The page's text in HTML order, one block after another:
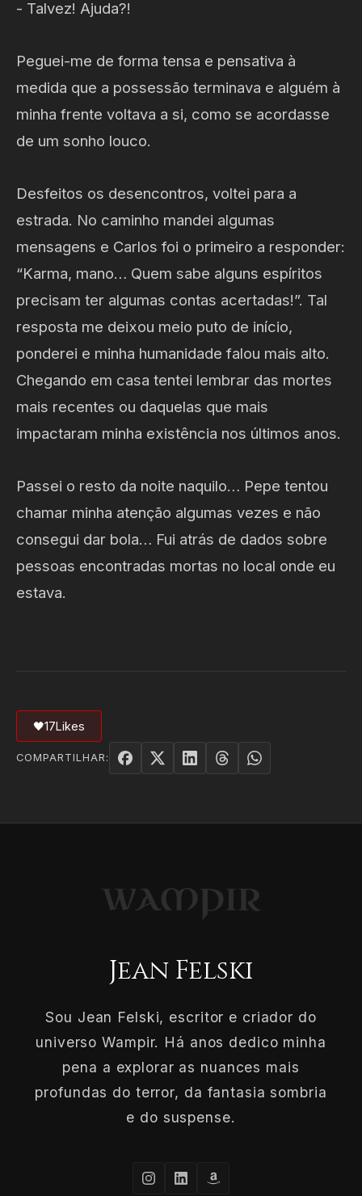
- Talvez! Ajuda?!
Peguei-me de forma tensa e pensativa à
medida que a possessão terminava e alguém à
minha frente voltava a si, como se acordasse
de um sonho louco.
Desfeitos os desencontros, voltei para a
estrada. No caminho mandei algumas
mensagens e Carlos foi o primeiro a responder:
“Karma, mano… Quem sabe alguns espíritos
precisam ter algumas contas acertadas!”. Tal
resposta me deixou meio puto de início,
ponderei e minha humanidade falou mais alto.
Chegando em casa tentei lembrar das mortes
mais recentes ou daquelas que mais
impactaram minha existência nos últimos anos.
Passei o resto da noite naquilo… Pepe tentou
chamar minha atenção algumas vezes e não
consegui dar bola… Fui atrás de dados sobre
pessoas encontradas mortas no local onde eu
estava.
🖤17Likes
COMPARTILHAR:
Jean Felski
Sou Jean Felski, escritor e criador do
universo Wampir. Há anos dedico minha
pena a explorar as nuances mais
profundas do terror, da fantasia sombria
e do suspense.